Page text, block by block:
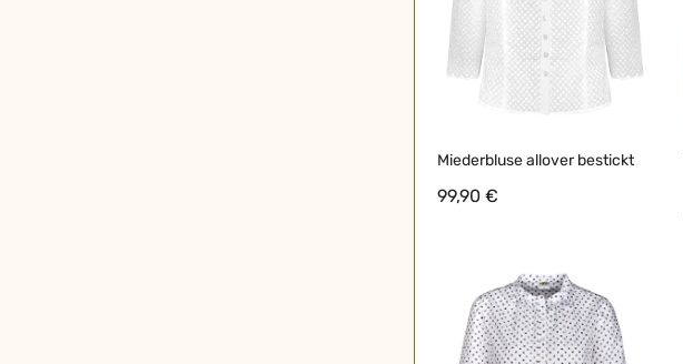
Miederbluse allover bestickt
99,90 €